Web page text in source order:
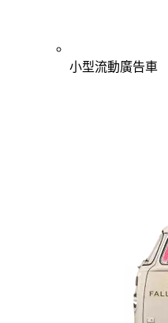
小型流動廣告車